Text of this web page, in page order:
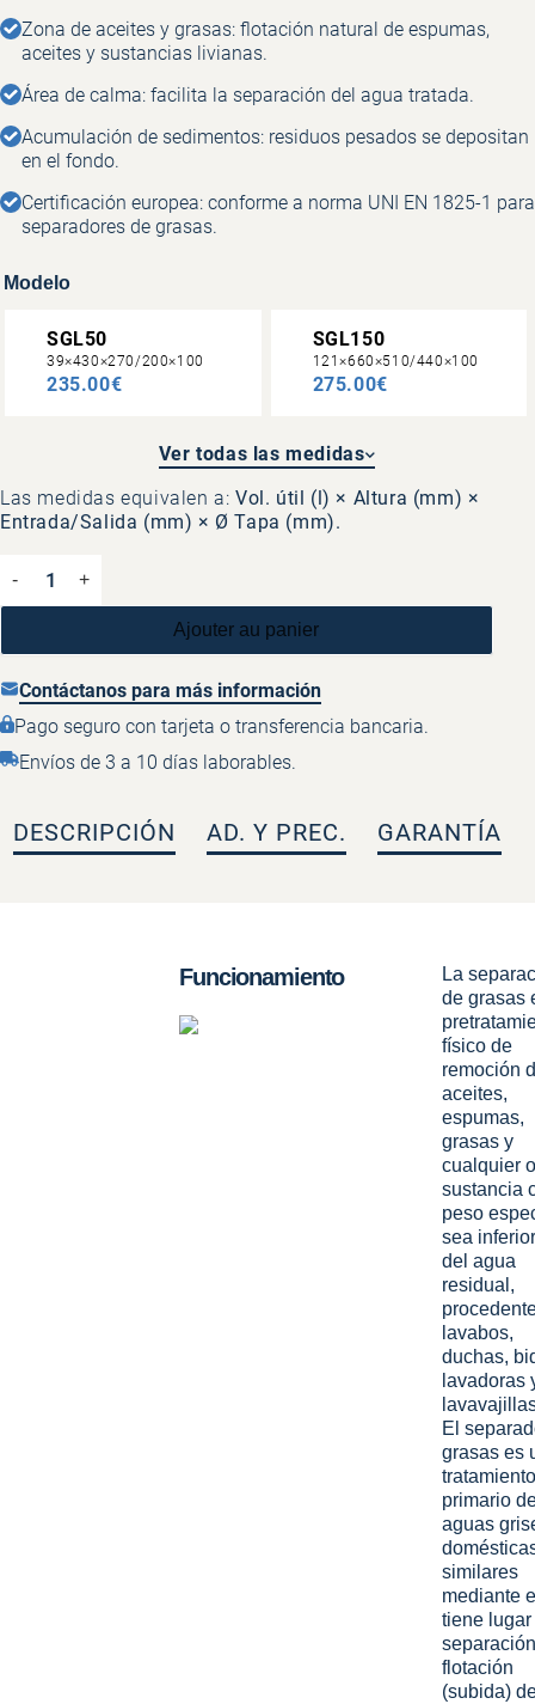
Zona de aceites y grasas: flotación natural de espumas,
aceites y sustancias livianas.
Área de calma: facilita la separación del agua tratada.
Acumulación de sedimentos: residuos pesados se depositan
en el fondo.
Certificación europea: conforme a norma UNI EN 1825-1 para
separadores de grasas.
Modelo
SGL50
39×430×270/200×100
235.00€
SGL150
121×660×510/440×100
275.00€
330.00€
Ver todas las medidas
Las medidas equivalen a: Vol. útil (l) × Altura (mm) ×
Entrada/Salida (mm) × Ø Tapa (mm).
de
grasas
de
superficie
depósito
+
-
Ajouter au panier
Contáctanos para más información
Pago seguro con tarjeta o transferencia bancaria.
Envíos de 3 a 10 días laborables.
DESCRIPCIÓN AD. Y PREC. GARANTÍA
Funcionamiento
La
de grasas
físico de
remoción
aceites,
espumas,
grasas y
cualquier
sustancia
peso
sea
del agua
residual,
lavabos,
duchas,
lavadoras
El
grasas es
tratamiento
primario
aguas
similares
mediante
tiene lugar
flotación
(subida)